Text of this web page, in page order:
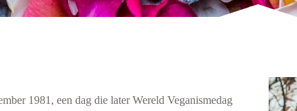
1981, een dag die later Wereld Veganismedag